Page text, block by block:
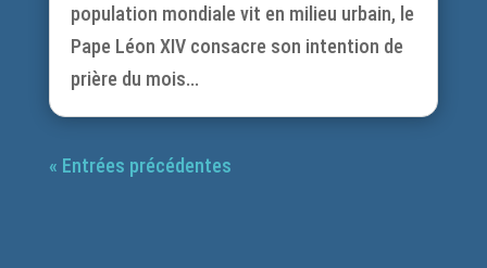
population mondiale vit en milieu urbain, le
Pape Léon XIV consacre son intention de
prière du mois...
« Entrées précédentes